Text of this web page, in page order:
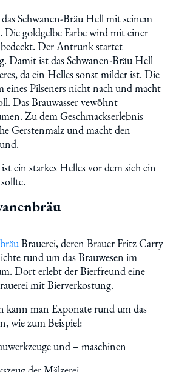
Schwanen-Bräu Hell mit seinem
goldgelbe Farbe wird mit einer
Der Antrunk startet
Damit ist das Schwanen-Bräu Hell
da ein Helles sonst milder ist. Die
eines Pilseners nicht nach und macht
Das Brauwasser vewöhnt
Zu dem Geschmackserlebnis
Gerstenmalz und macht den
ein starkes Helles vor dem sich ein
Brauerei, deren Brauer Fritz Carry
rund um das Brauwesen im
Dort erlebt der Bierfreund eine
mit Bierverkostung.
kann man Exponate rund um das
wie zum Beispiel:
und – maschinen